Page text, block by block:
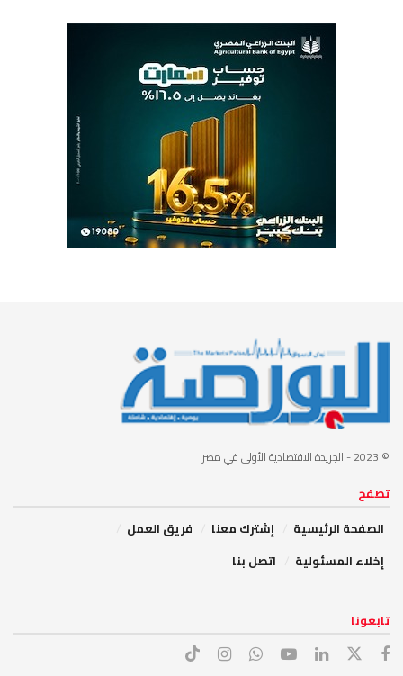
© 2023 - الجريدة الاقتصادية الأولى في مصر
تصفح
الصفحة الرئيسية
إشترك معنا
فريق العمل
إخلاء المسئولية
اتصل بنا
تابعونا